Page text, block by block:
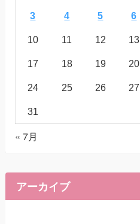
3 4 5 6
10 11 12 13
17 18 19 20
24 25 26 27
31
« 7月
アーカイブ